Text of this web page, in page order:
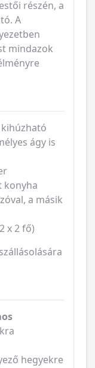
részén, a
A
mindazok
ágy is
konyha
a másik
x 2 fő)
hegyekre